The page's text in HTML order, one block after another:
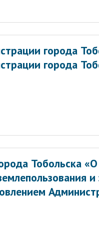
города
города
Тобольска